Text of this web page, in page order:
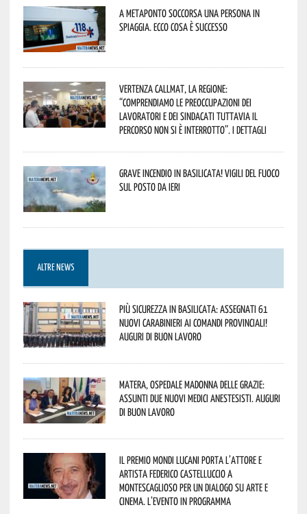
A Metaponto soccorsa una persona in
spiaggia. Ecco cosa è successo
Vertenza CallMat, la Regione:
“comprendiamo le preoccupazioni dei
lavoratori e dei sindacati tuttavia il
percorso non si è interrotto”. I dettagli
Grave incendio in Basilicata! Vigili del fuoco
sul posto da ieri
ALTRE NEWS
Più sicurezza in Basilicata: assegnati 61
nuovi Carabinieri ai Comandi provinciali!
Auguri di buon lavoro
Matera, Ospedale Madonna delle Grazie:
assunti due nuovi medici anestesisti. Auguri
di buon lavoro
Il Premio Mondi Lucani porta l’attore e
artista Federico Castelluccio a
Montescaglioso per un dialogo su arte e
cinema. L’evento in programma